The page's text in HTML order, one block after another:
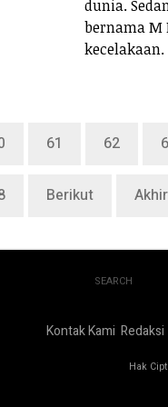
dunia.
bernama M
kecelakaan.
61 62
Berikut Akhir
SEARCH
Kontak Kami Redaksi
Hak